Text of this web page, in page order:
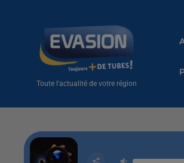
Toute l'actualité de votre région